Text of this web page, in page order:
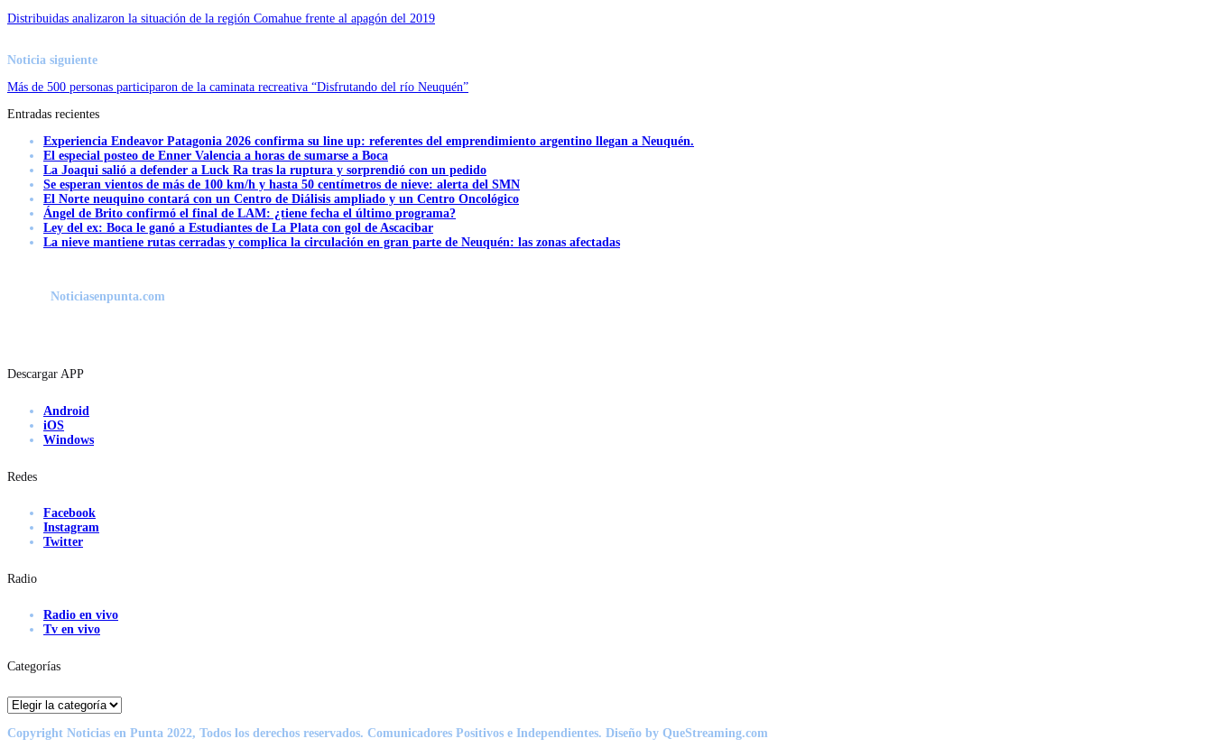
Distribuidas analizaron la situación de la región Comahue frente al apagón del 2019
Noticia siguiente
Más de 500 personas participaron de la caminata recreativa “Disfrutando del río Neuquén”
Entradas recientes
Experiencia Endeavor Patagonia 2026 confirma su line up: referentes del emprendimiento argentino llegan a Neuquén.
El especial posteo de Enner Valencia a horas de sumarse a Boca
La Joaqui salió a defender a Luck Ra tras la ruptura y sorprendió con un pedido
Se esperan vientos de más de 100 km/h y hasta 50 centímetros de nieve: alerta del SMN
El Norte neuquino contará con un Centro de Diálisis ampliado y un Centro Oncológico
Ángel de Brito confirmó el final de LAM: ¿tiene fecha el último programa?
Ley del ex: Boca le ganó a Estudiantes de La Plata con gol de Ascacibar
La nieve mantiene rutas cerradas y complica la circulación en gran parte de Neuquén: las zonas afectadas
Noticiasenpunta.com
Descargar APP
Android
iOS
Windows
Redes
Facebook
Instagram
Twitter
Radio
Radio en vivo
Tv en vivo
Categorías
Categorías
Copyright Noticias en Punta 2022, Todos los derechos reservados. Comunicadores Positivos e Independientes. Diseño by QueStreaming.com